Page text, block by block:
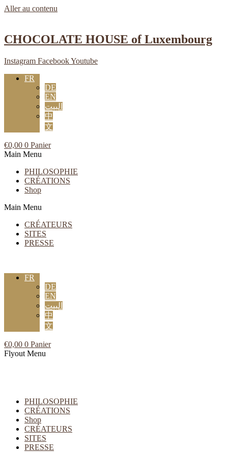
Aller au contenu
CHOCOLATE HOUSE of Luxembourg
Instagram FacebookYoutube
FR
DE
EN
البيت
中
文
€0,00 0 Panier
Main Menu
PHILOSOPHIE
CRÉATIONS
Shop
Main Menu
CRÉATEURS
SITES
PRESSE
FR
DE
EN
البيت
中
文
€0,00 0 Panier
Flyout Menu
PHILOSOPHIE
CRÉATIONS
Shop
CRÉATEURS
SITES
PRESSE